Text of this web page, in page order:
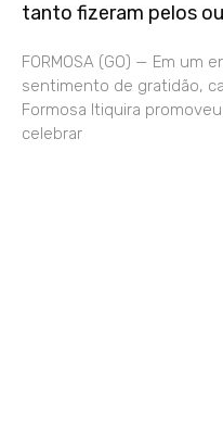
tanto fizeram pelos
FORMOSA (GO) — Em um
sentimento de gratidão,
Formosa Itiquira
celebrar